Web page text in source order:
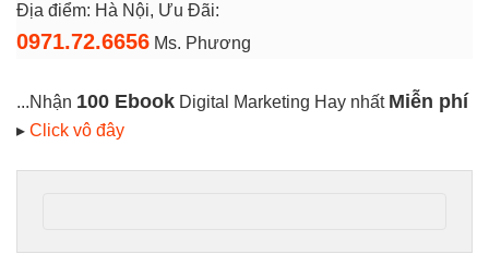
Địa điểm: Hà Nội, Ưu Đãi:
0971.72.6656 Ms. Phương
...Nhận 100 Ebook Digital Marketing Hay nhất Miễn phí
▸ Click vô đây